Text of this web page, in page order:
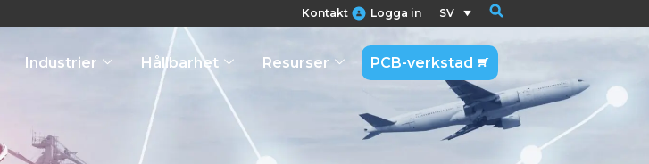
Kontakt Logga in SV
Industrier Hållbarhet Resurser PCB-verkstad